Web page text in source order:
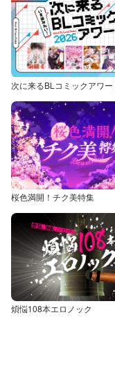
次に来るBLコミックアワ
桜色満開！チク美特集
煩悩108本エロノック